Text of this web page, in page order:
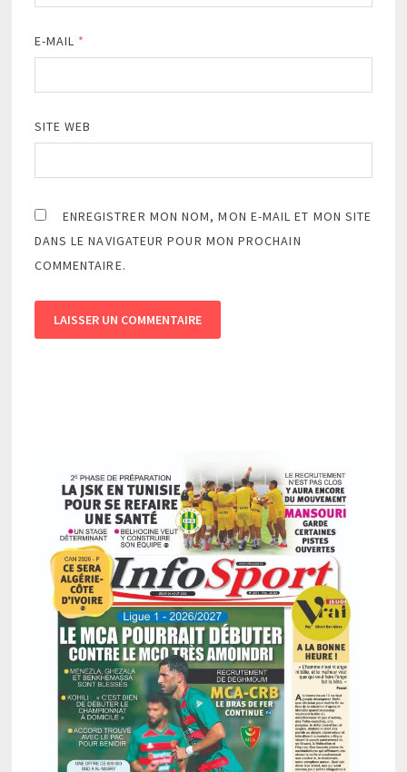
E-MAIL *
SITE WEB
ENREGISTRER MON NOM, MON E-MAIL ET MON SITE
DANS LE NAVIGATEUR POUR MON PROCHAIN
COMMENTAIRE.